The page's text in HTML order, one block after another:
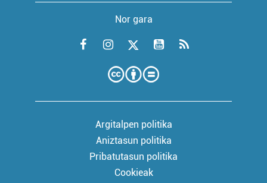
Nor gara
Argitalpen politika
Aniztasun politika
Pribatutasun politika
Cookieak